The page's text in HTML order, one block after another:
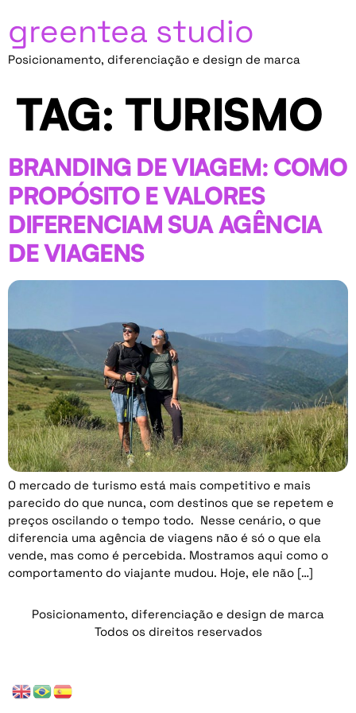
greentea studio
Posicionamento, diferenciação e design de marca
TAG: TURISMO
BRANDING DE VIAGEM: COMO
PROPÓSITO E VALORES
DIFERENCIAM SUA AGÊNCIA
DE VIAGENS
O mercado de turismo está mais competitivo e mais
parecido do que nunca, com destinos que se repetem e
preços oscilando o tempo todo. Nesse cenário, o que
diferencia uma agência de viagens não é só o que ela
vende, mas como é percebida. Mostramos aqui como o
comportamento do viajante mudou. Hoje, ele não […]
Posicionamento, diferenciação e design de marca
Todos os direitos reservados